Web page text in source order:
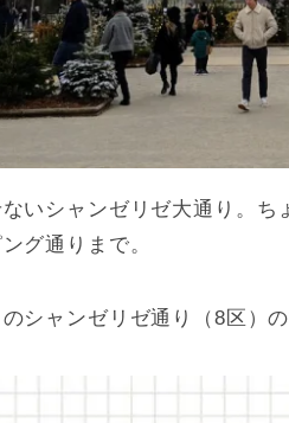
いシャンゼリゼ大通り。ち
グ通りまで。
シャンゼリゼ通り（8区）